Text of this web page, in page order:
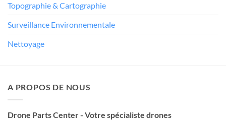
Topographie & Cartographie
Surveillance Environnementale
Nettoyage
A PROPOS DE NOUS
Drone Parts Center - Votre spécialiste drones